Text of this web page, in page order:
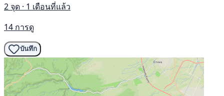
2 จุด · 1 เดือนที่แล้ว
14 การดู
บันทึก